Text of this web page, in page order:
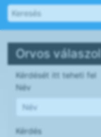
Orvos válaszol
Kérdését itt teheti fel
Név
Kérdés